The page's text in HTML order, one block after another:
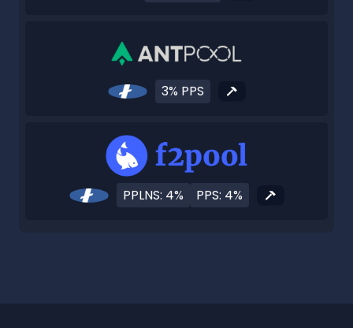
3% PPS
PPLNS: 4% PPS: 4%